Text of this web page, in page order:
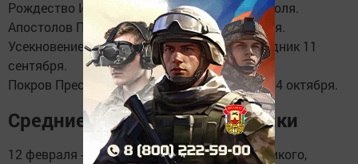
Рождество Иоанна Предтечи - праздник 7 июля.
Апостолов Петра и Павла - праздник 12 июля.
Усекновение главы Иоанна Предтечи - праздник 11
сентября.
Покров Пресвятой Богородицы - праздник 14 октября.
Средние церковные праздники
12 февраля - Трех святителей - Василия Великого,